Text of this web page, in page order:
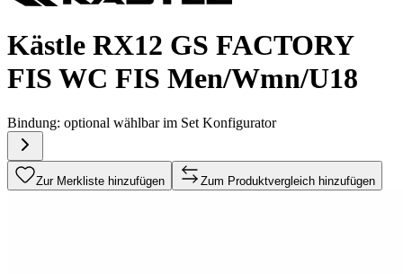
Kästle RX12 GS FACTORY
FIS WC FIS Men/Wmn/U18
Bindung: optional wählbar im Set Konfigurator
Zur Merkliste hinzufügen Zum Produktvergleich hinzufügen